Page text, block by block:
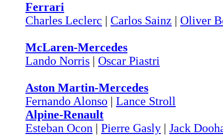
Ferrari
Charles Leclerc | Carlos Sainz | Oliver
McLaren-Mercedes
Lando Norris | Oscar Piastri
Aston Martin-Mercedes
Fernando Alonso | Lance Stroll
Alpine-Renault
Esteban Ocon | Pierre Gasly | Jack